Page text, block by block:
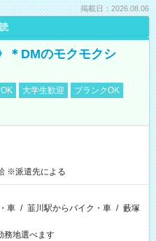
掲載日：2026.08.06
＊DMのモクモクシ
大学生歓迎
ブランクOK
※派遣先による
車 / 韮川駅からバイク・車 / 藪塚
地選べます